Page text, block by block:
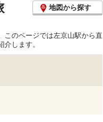
地図から探す
このページでは左京山駅から直
します。